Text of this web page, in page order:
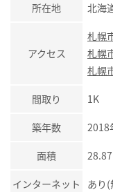
所在地 北海
アクセス
札幌
札幌
札幌
間取り 1K
築年数
面積
インターネット あり